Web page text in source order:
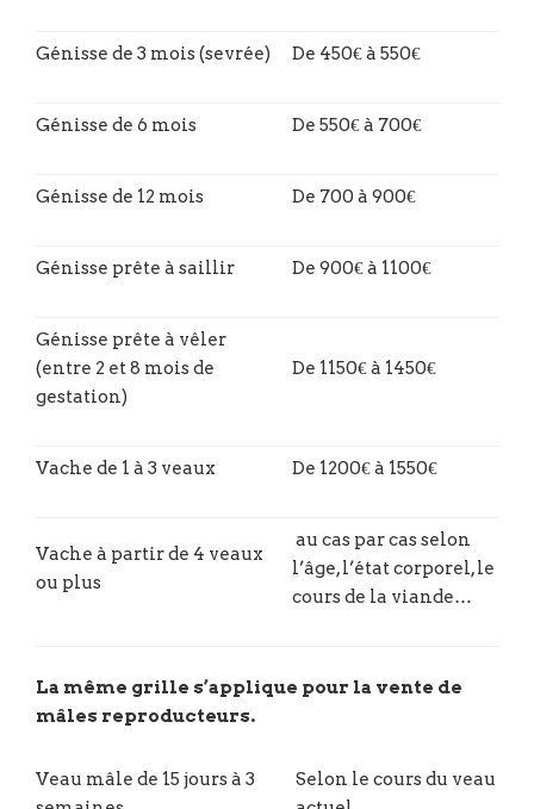
Génisse de 3 mois (sevrée) De 450€ à 550€
Génisse de 6 mois De 550€ à 700€
Génisse de 12 mois De 700 à 900€
Génisse prête à saillir De 900€ à 1100€
Génisse prête à vêler
(entre 2 et 8 mois de
gestation)
De 1150€ à 1450€
Vache de 1 à 3 veaux De 1200€ à 1550€
Vache à partir de 4 veaux
ou plus
au cas par cas selon
l’âge, l’état corporel, le
cours de la viande…
La même grille s’applique pour la vente de
mâles reproducteurs.
Veau mâle de 15 jours à 3
Selon le cours du veau